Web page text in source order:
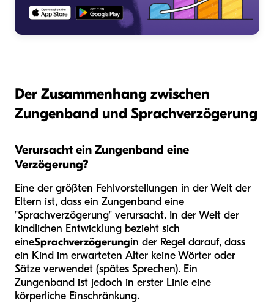
Der Zusammenhang zwischen
Zungenband und Sprachverzögerung
Verursacht ein Zungenband eine
Verzögerung?
Eine der größten Fehlvorstellungen in der Welt der
Eltern ist, dass ein Zungenband eine
"Sprachverzögerung" verursacht. In der Welt der
kindlichen Entwicklung bezieht sich
eineSprachverzögerungin der Regel darauf, dass
ein Kind im erwarteten Alter keine Wörter oder
Sätze verwendet (spätes Sprechen). Ein
Zungenband ist jedoch in erster Linie eine
körperliche Einschränkung.